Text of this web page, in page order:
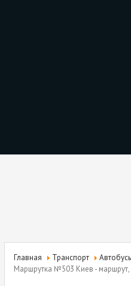
Главная Транспорт
Маршрутка №503 Киев - маршрут,